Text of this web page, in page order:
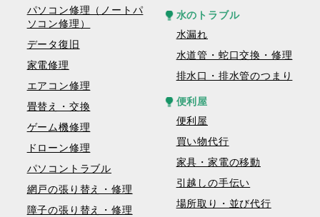
パソコン修理（ノートパ
ソコン修理）
データ復旧
家電修理
エアコン修理
畳替え・交換
ゲーム機修理
ドローン修理
パソコントラブル
網戸の張り替え・修理
障子の張り替え・修理
水のトラブル
水漏れ
水道管・蛇口交換・修理
排水口・排水管のつまり
便利屋
便利屋
買い物代行
家具・家電の移動
引越しの手伝い
場所取り・並び代行